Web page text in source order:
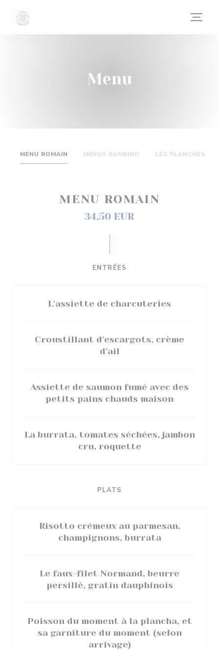
Menu
MENU ROMAIN MENUS BAMBINO LES PLANCHES
MENU ROMAIN
34,50 EUR
ENTRÉES
L'assiette de charcuteries
Croustillant d'escargots, crème
d'ail
Assiette de saumon fumé avec des
petits pains chauds maison
La burrata, tomates séchées, jambon
cru, roquette
PLATS
Risotto crémeux au parmesan,
champignons, burrata
Le faux-filet Normand, beurre
persillé, gratin dauphinois
Poisson du moment à la plancha, et
sa garniture du moment (selon
arrivage)